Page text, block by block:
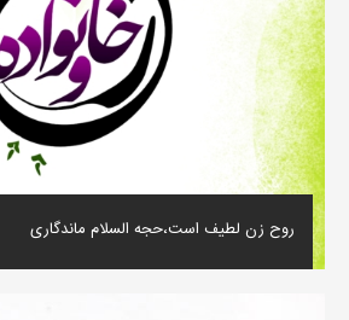
روح زن لطیف است،حجه السلام ماندگاری